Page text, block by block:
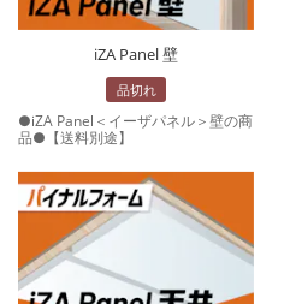
iZA Panel 壁
品切れ
●iZA Panel＜イーザパネル＞壁の商
品●【送料別途】